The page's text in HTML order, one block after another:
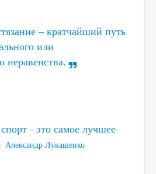
– кратчайший путь
или
неравенства.
- это самое лучшее
Александр Лукашенко